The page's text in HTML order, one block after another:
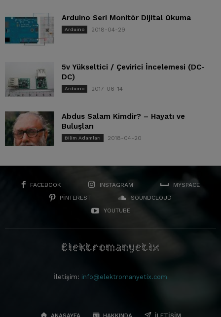
Arduino Seri Monitör Dijital Okuma
Arduino 2018-04-29
5v Yükseltici / Çevirici İncelemesi (DC-
DC)
Arduino 2017-06-14
Abdus Salam Kimdir? – Hayatı ve
Buluşları
Bilim Adamları 2018-04-20
FACEBOOK INSTAGRAM
MYSPACE
PINTEREST
SOUNDCLOUD
YOUTUBE
İletişim: info@elektromanyetix.com
ANASAYFA HAKKINDA İLETIŞIM